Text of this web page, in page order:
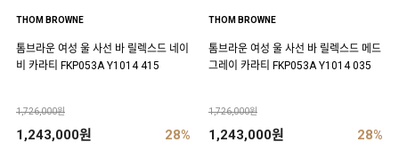
THOM BROWNE
톰브라운 여성 울 사선 바 릴렉스드 네이
비 카라티 FKP053A Y1014 415
1,726,000원
1,243,000원 28%
THOM BROWNE
톰브라운 여성 울 사선 바 릴렉스드 메드
그레이 카라티 FKP053A Y1014 035
1,726,000원
1,243,000원 28%